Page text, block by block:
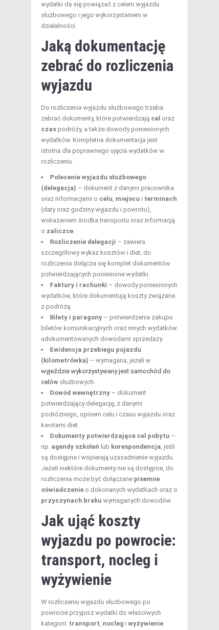
wydatki da się powiązać z celem wyjazdu
służbowego i jego wykorzystaniem w
działalności.
Jaką dokumentację
zebrać do rozliczenia
wyjazdu
Do rozliczenia wyjazdu służbowego trzeba
zebrać dokumenty, które potwierdzają cel oraz
czas podróży, a także dowody poniesionych
wydatków. Kompletna dokumentacja jest
istotna dla poprawnego ujęcia wydatków w
rozliczeniu.
Polecenie wyjazdu służbowego
(delegacja) – dokument z danymi pracownika
oraz informacjami o celu, miejscu i terminach
(daty oraz godziny wyjazdu i powrotu),
wskazaniem środka transportu oraz informacją
o zaliczce.
Rozliczenie delegacji – zawiera
szczegółowy wykaz kosztów i diet; do
rozliczenia dołącza się komplet dokumentów
potwierdzających poniesione wydatki.
Faktury i rachunki – dowody poniesionych
wydatków, które dokumentują koszty związane
z podróżą.
Bilety i paragony – potwierdzenia zakupu
biletów komunikacyjnych oraz innych wydatków
udokumentowanych dowodami sprzedaży.
Ewidencja przebiegu pojazdu
(kilometrówka) – wymagana, jeżeli w
wyjeździe wykorzystywany jest samochód do
celów służbowych.
Dowód wewnętrzny – dokument
potwierdzający delegację, z danymi
podróżnego, opisem celu i czasu wyjazdu oraz
kwotami diet.
Dokumenty potwierdzające cel pobytu –
np. agendy szkoleń lub korespondencja, jeśli
są dostępne i wspierają uzasadnienie wyjazdu.
Jeżeli niektóre dokumenty nie są dostępne, do
rozliczenia może być dołączane pisemne
oświadczenie o dokonanych wydatkach oraz o
przyczynach braku wymaganych dowodów.
Jak ująć koszty
wyjazdu po powrocie:
transport, nocleg i
wyżywienie
W rozliczeniu wyjazdu służbowego po
powrocie przypisz wydatki do właściwych
kategorii: transport, nocleg i wyżywienie.